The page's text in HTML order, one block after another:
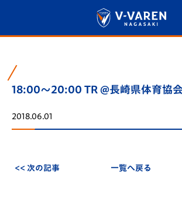
18:00～20:00 TR @長崎県体育協
2018.06.01
<< 次の記事 一覧へ戻る